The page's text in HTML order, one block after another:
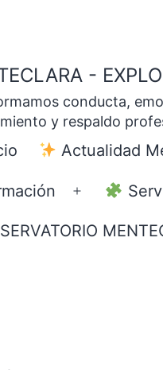
-
conducta,
y respaldo
Actualidad
Abrir
el